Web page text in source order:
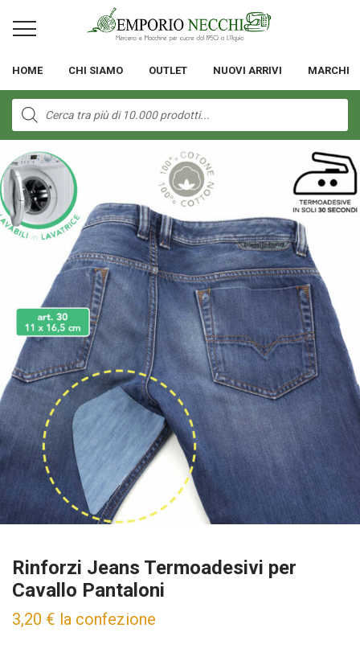
HOME CHI SIAMO OUTLET NUOVI ARRIVI MARCHI
Products
search
Rinforzi Jeans Termoadesivi per
Cavallo Pantaloni
3,20 € la confezione